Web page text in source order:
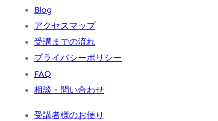
Blog
アクセスマップ
受講までの流れ
プライバシーポリシー
FAQ
相談・問い合わせ
受講者様のお便り